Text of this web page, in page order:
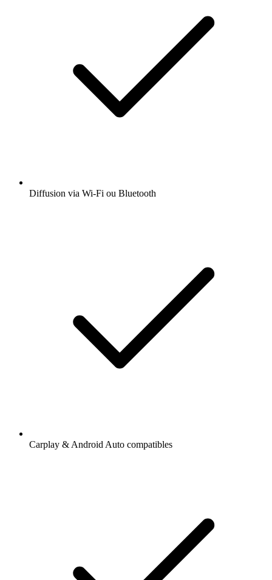
Diffusion via Wi-Fi ou Bluetooth
Carplay & Android Auto compatibles